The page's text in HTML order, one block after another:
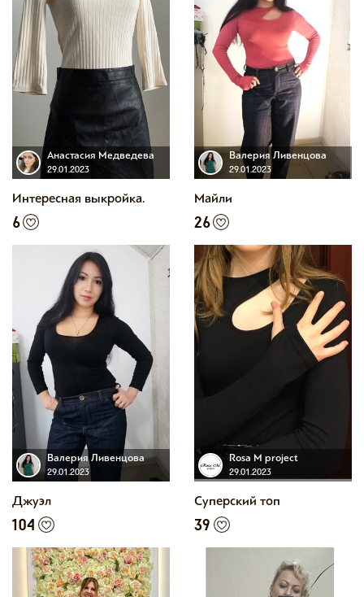
Анастасия Медведева
29.01.2023
Интересная выкройка.
6
Валерия Ливенцова
29.01.2023
Майли
26
Валерия Ливенцова
29.01.2023
Джуэл
104
Rosa M project
29.01.2023
Суперский топ
39